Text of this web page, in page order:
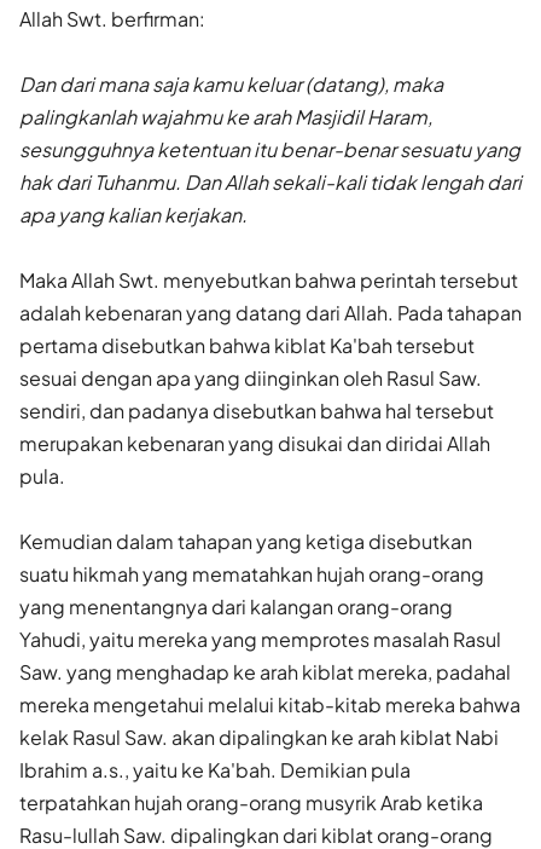
Allah Swt. berfirman:
Dan dari mana saja kamu keluar (datang), maka
palingkanlah wajahmu ke arah Masjidil Haram,
sesungguhnya ketentuan itu benar-benar sesuatu yang
hak dari Tuhanmu. Dan Allah sekali-kali tidak lengah dari
apa yang kalian kerjakan.
Maka Allah Swt. menyebutkan bahwa perintah tersebut
adalah kebenaran yang datang dari Allah. Pada tahapan
pertama disebutkan bahwa kiblat Ka'bah tersebut
sesuai dengan apa yang diinginkan oleh Rasul Saw.
sendiri, dan padanya disebutkan bahwa hal tersebut
merupakan kebenaran yang disukai dan diridai Allah
pula.
Kemudian dalam tahapan yang ketiga disebutkan
suatu hikmah yang mematahkan hujah orang-orang
yang menentangnya dari kalangan orang-orang
Yahudi, yaitu mereka yang memprotes masalah Rasul
Saw. yang menghadap ke arah kiblat mereka, padahal
mereka mengetahui melalui kitab-kitab mereka bahwa
kelak Rasul Saw. akan dipalingkan ke arah kiblat Nabi
Ibrahim a.s., yaitu ke Ka'bah. Demikian pula
terpatahkan hujah orang-orang musyrik Arab ketika
Rasu-lullah Saw. dipalingkan dari kiblat orang-orang